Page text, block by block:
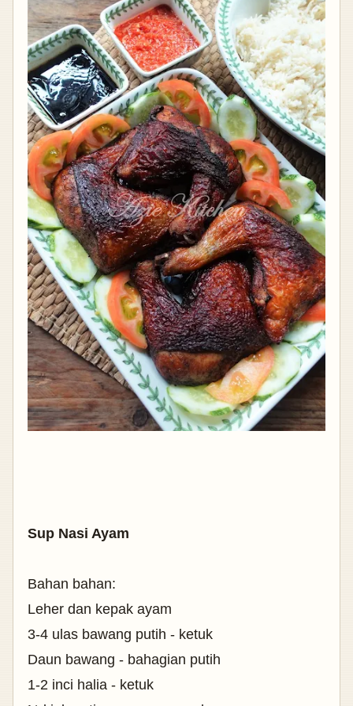
Sup Nasi Ayam
Bahan bahan:
Leher dan kepak ayam
3-4 ulas bawang putih - ketuk
Daun bawang - bahagian putih
1-2 inci halia - ketuk